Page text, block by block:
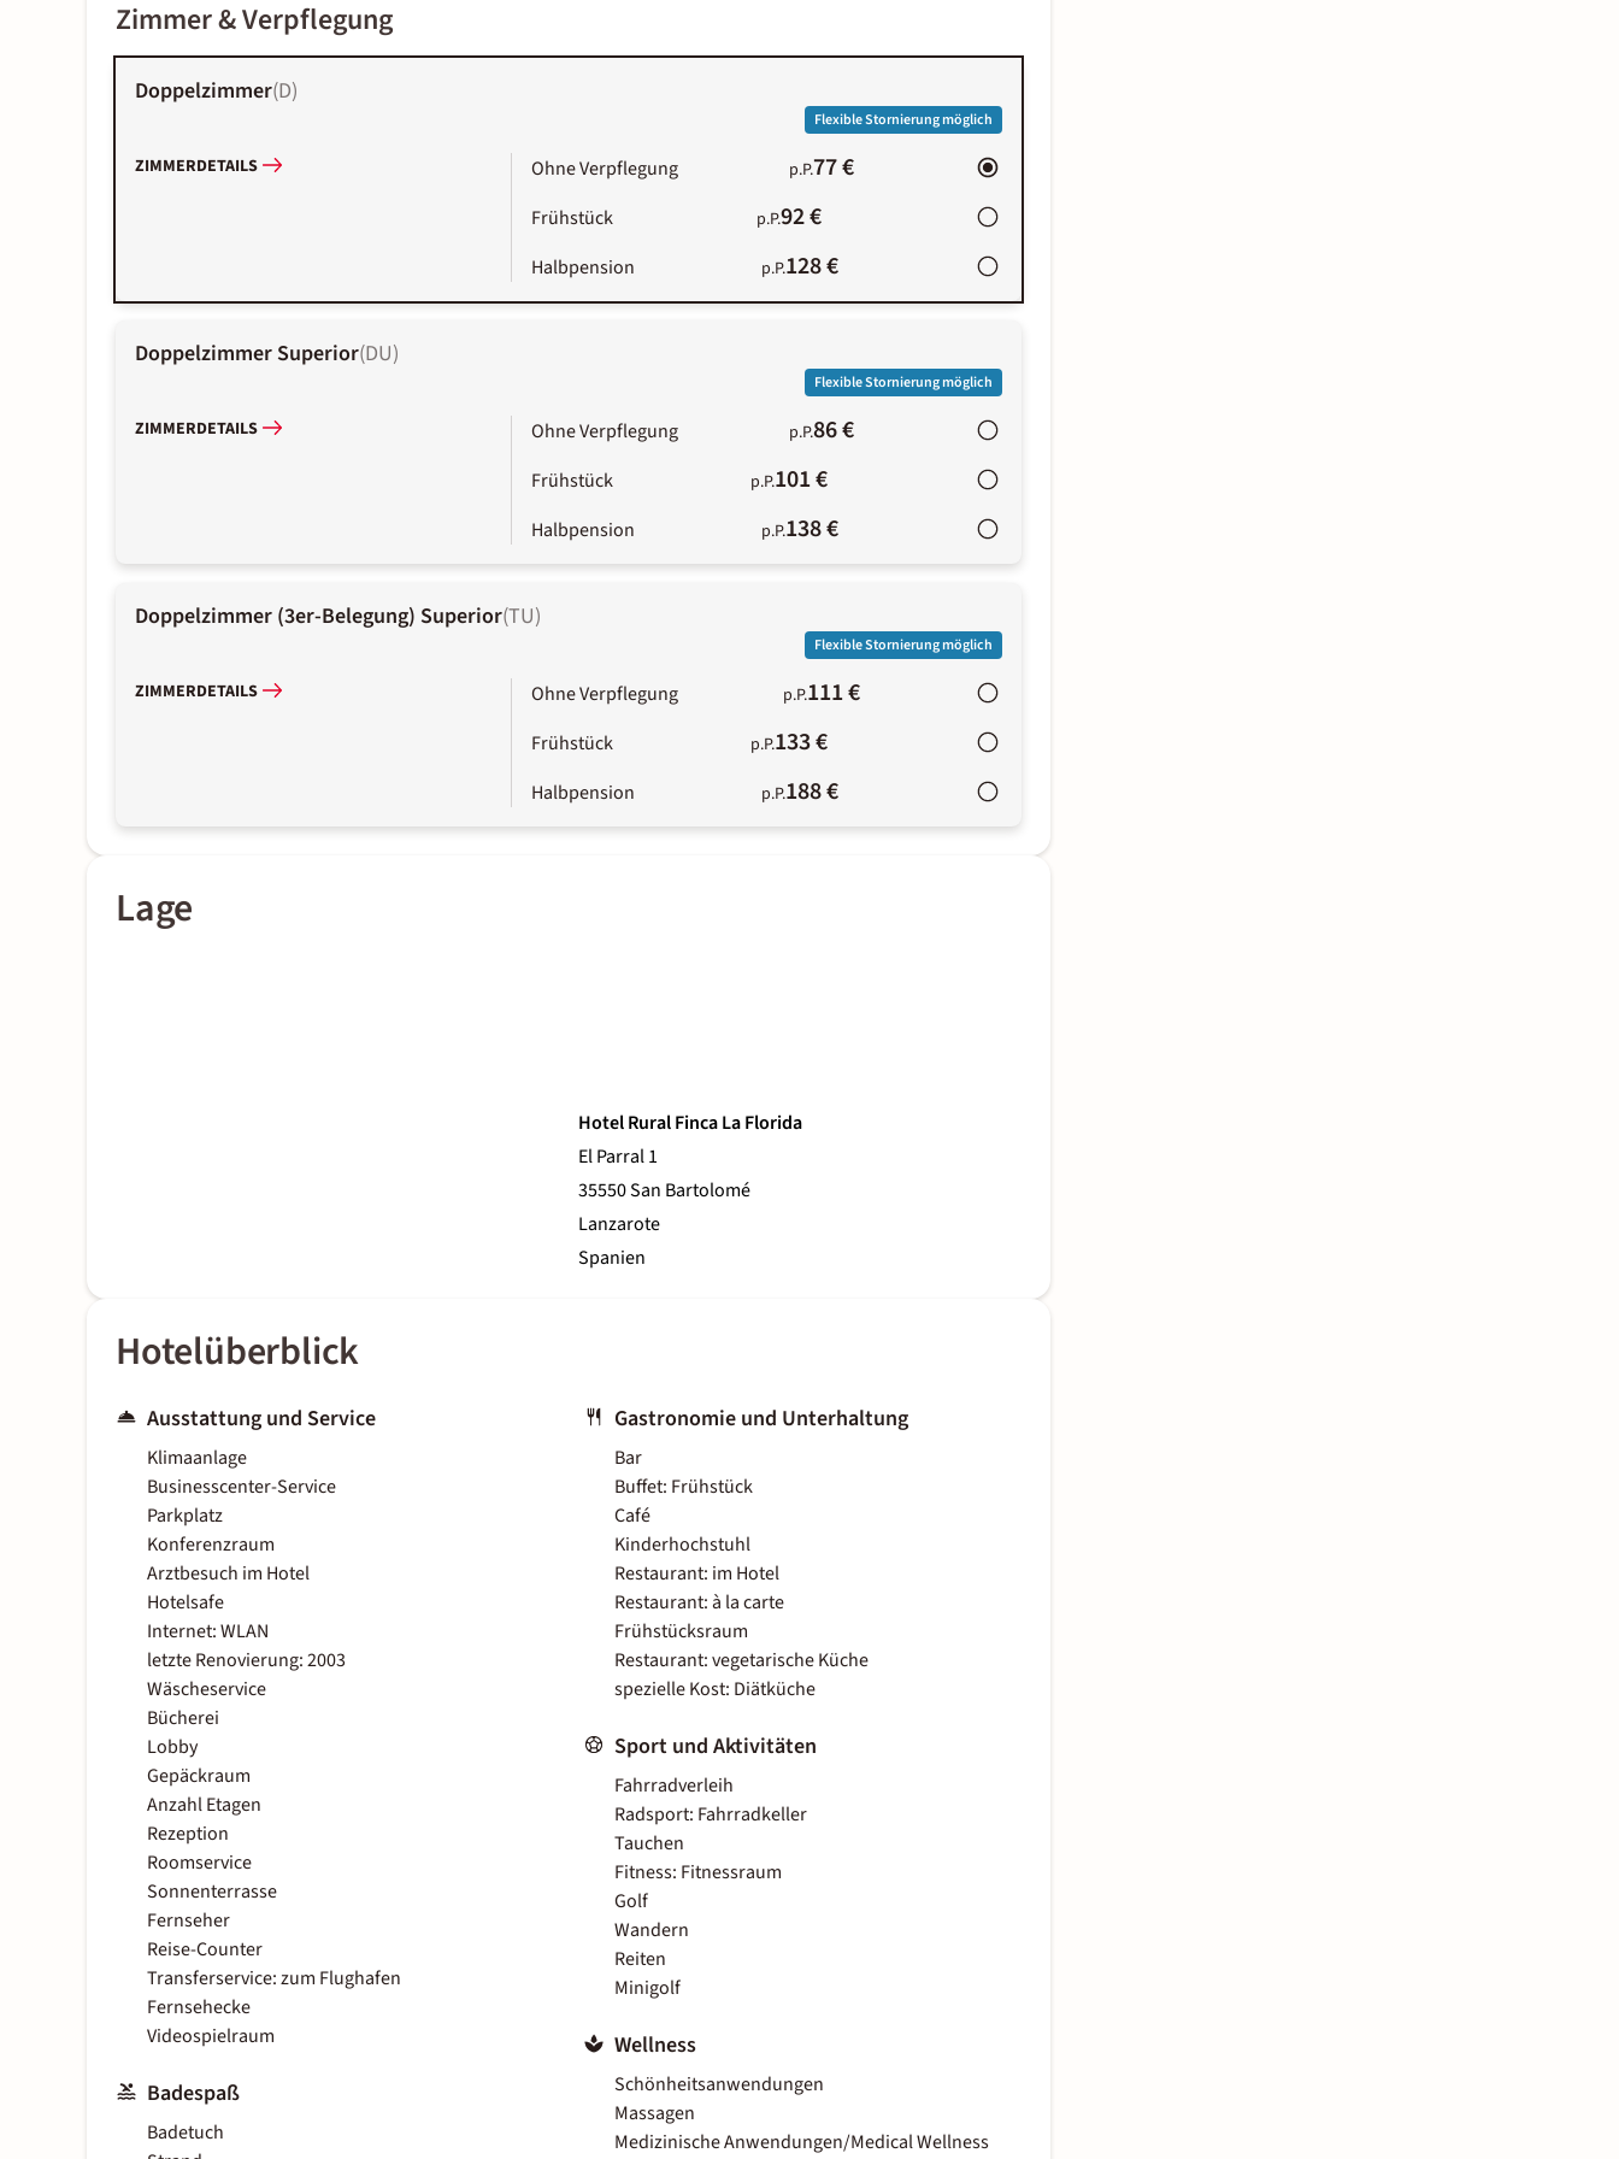
Zimmer & Verpflegung
Doppelzimmer(D)
Flexible Stornierung möglich
ZIMMERDETAILS Ohne Verpflegung p.P.77 €
Frühstück p.P.92 €
Halbpension p.P.128 €
Doppelzimmer Superior(DU)
Flexible Stornierung möglich
ZIMMERDETAILS Ohne Verpflegung p.P.86 €
Frühstück p.P.101 €
Halbpension p.P.138 €
Doppelzimmer (3er-Belegung) Superior(TU)
Flexible Stornierung möglich
ZIMMERDETAILS Ohne Verpflegung p.P.111 €
Frühstück p.P.133 €
Halbpension p.P.188 €
Lage
Hotel Rural Finca La Florida
El Parral 1
35550 San Bartolomé
Lanzarote
Spanien
Hotelüberblick
Ausstattung und Service
Klimaanlage
Businesscenter-Service
Parkplatz
Konferenzraum
Arztbesuch im Hotel
Hotelsafe
Internet: WLAN
letzte Renovierung: 2003
Wäscheservice
Bücherei
Lobby
Gepäckraum
Anzahl Etagen
Rezeption
Roomservice
Sonnenterrasse
Fernseher
Reise-Counter
Transferservice: zum Flughafen
Fernsehecke
Videospielraum
Badespaß
Badetuch
Gastronomie und Unterhaltung
Bar
Buffet: Frühstück
Café
Kinderhochstuhl
Restaurant: im Hotel
Restaurant: à la carte
Frühstücksraum
Restaurant: vegetarische Küche
spezielle Kost: Diätküche
Sport und Aktivitäten
Fahrradverleih
Radsport: Fahrradkeller
Tauchen
Fitness: Fitnessraum
Golf
Wandern
Reiten
Minigolf
Wellness
Schönheitsanwendungen
Massagen
Medizinische Anwendungen/Medical Wellness